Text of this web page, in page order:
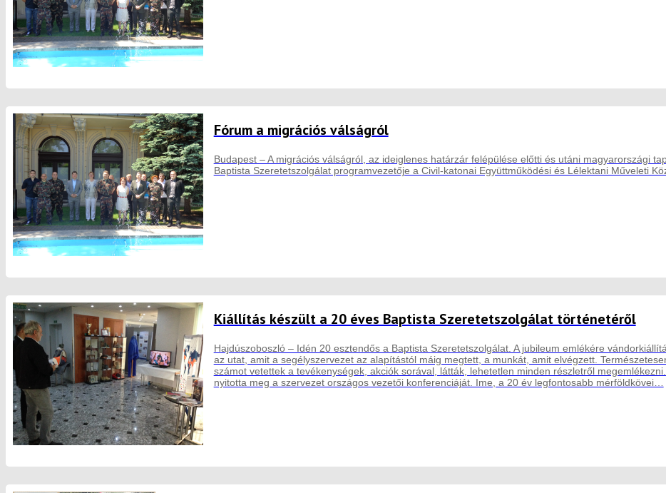
Fórum a migrációs válságról
Budapest – A migrációs válságról, az ideiglenes határzár felépülése előtti és utáni magyarországi
Baptista Szeretetszolgálat programvezetője a Civil-katonai Együttműködési és Lélektani Műveleti
Kiállítás készült a 20 éves Baptista Szeretetszolgálat történetéről
Hajdúszoboszló – Idén 20 esztendős a Baptista Szeretetszolgálat. A jubileum emlékére
az utat, amit a segélyszervezet az alapítástól máig megtett, a munkát, amit elvégzett.
számot vetettek a tevékenységek, akciók sorával, látták, lehetetlen minden részletről
nyitotta meg a szervezet országos vezetői konferenciáját. Ime, a 20 év legfontosabb mérföldkövei…